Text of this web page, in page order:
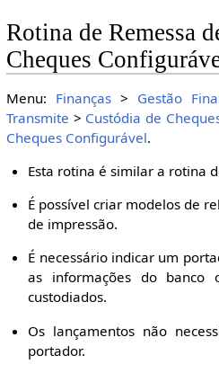
Rotina de Remessa
Cheques
Menu: Finanças> Gestão
Transmite > Custódia de
Cheques Configurável.
Esta rotina é similar a rotina
É possível criar modelos de
de impressão.
É necessário indicar um
as informações do banco
custodiados.
Os lançamentos não
portador.